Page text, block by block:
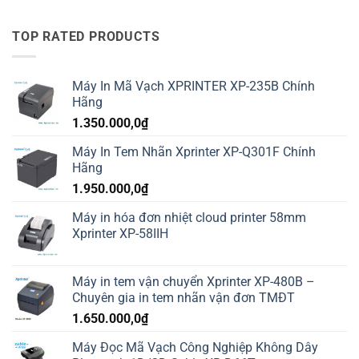
TOP RATED PRODUCTS
Máy In Mã Vạch XPRINTER XP-235B Chính
Hãng
1.350.000,0₫
Máy In Tem Nhãn Xprinter XP-Q301F Chính
Hãng
1.950.000,0₫
Máy in hóa đơn nhiệt cloud printer 58mm
Xprinter XP-58IIH
Máy in tem vận chuyển Xprinter XP-480B –
Chuyên gia in tem nhãn vận đơn TMĐT
1.650.000,0₫
Máy Đọc Mã Vạch Công Nghiệp Không Dây